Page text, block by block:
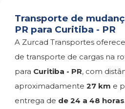
Transporte de
PR para Curitiba - PR
A Zurcad Transportes
de transporte de cargas na
para Curitiba - PR, com
aproximadamente 27 km e
entrega de de 24 a 48 horas